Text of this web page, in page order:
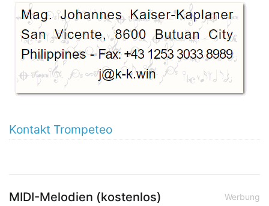
Kontakt Trompeteo
Werbung
MIDI-Melodien (kostenlos)